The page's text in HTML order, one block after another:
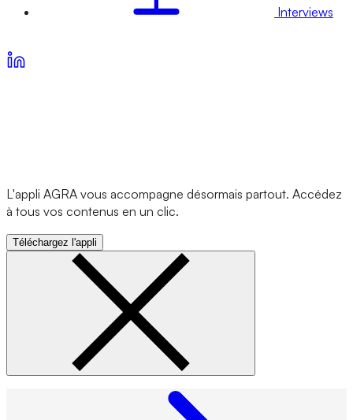
Interviews
L'appli AGRA vous accompagne désormais partout. Accédez
à tous vos contenus en un clic.
Téléchargez l'appli